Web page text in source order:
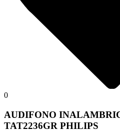
0
AUDIFONO
TAT2236GR PHILIPS